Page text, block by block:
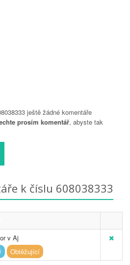
ještě žádné komentáře
prosím komentář, abyste tak
k číslu 608038333
v Aj
Obtěžující